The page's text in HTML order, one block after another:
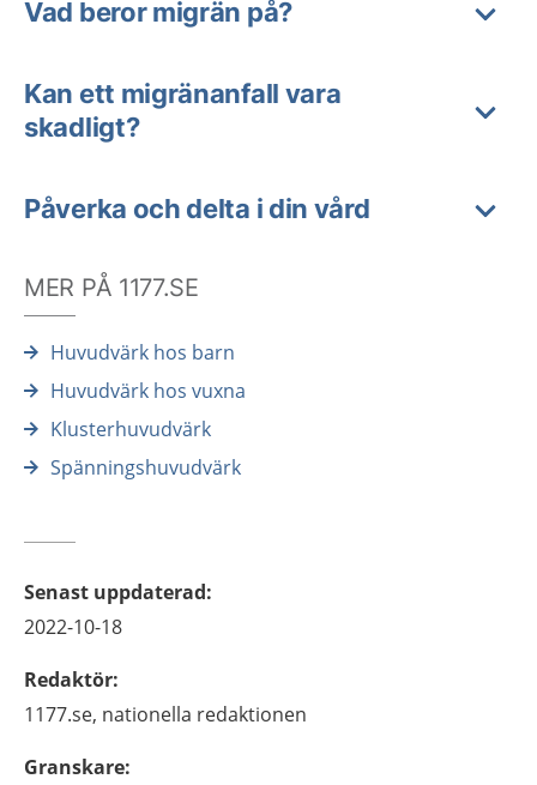
Vad beror migrän på?
Kan ett migränanfall vara
skadligt?
Påverka och delta i din vård
MER PÅ 1177.SE
Huvudvärk hos barn
Huvudvärk hos vuxna
Klusterhuvudvärk
Spänningshuvudvärk
Senast uppdaterad:
2022-10-18
Redaktör:
1177.se, nationella redaktionen
Granskare: